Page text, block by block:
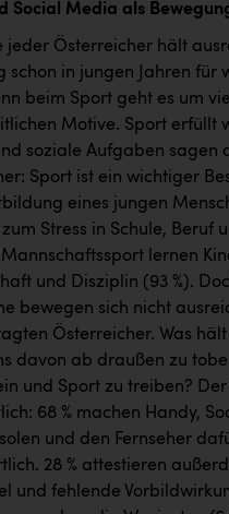
Social Media als
jeder Österreicher hält
schon in jungen Jahren für
beim Sport geht es um
Motive. Sport erfüllt
soziale Aufgaben sagen
Sport ist ein wichtiger
eines jungen
Stress in Schule, Beruf
lernen
und Disziplin (93 %).
bewegen sich nicht
Österreicher. Was
davon ab draußen zu
und Sport zu treiben?
68 % machen Handy,
und den Fernseher
28 % attestieren
und fehlende